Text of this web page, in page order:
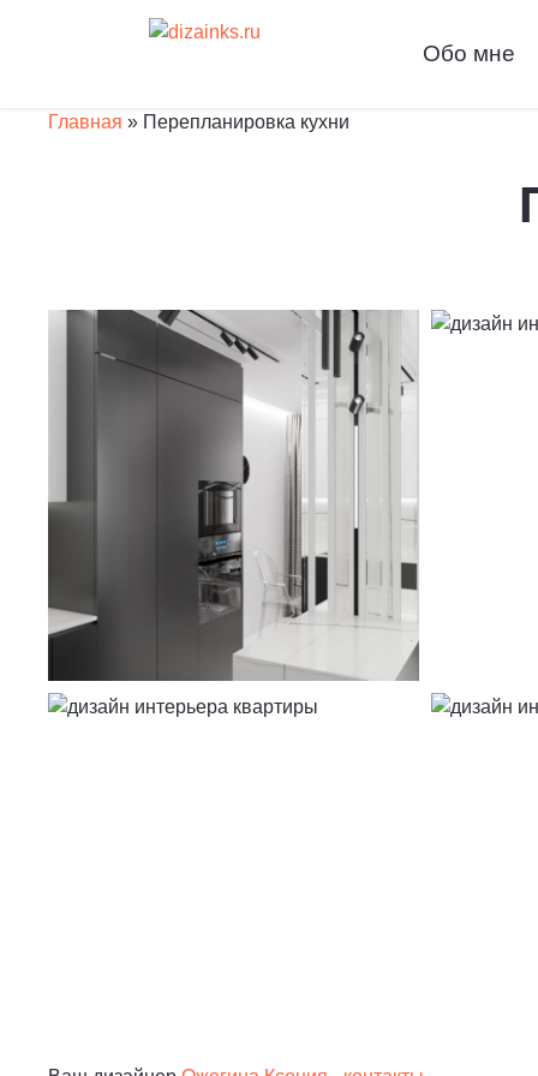
Обо мне
Главная » Перепланировка кухни